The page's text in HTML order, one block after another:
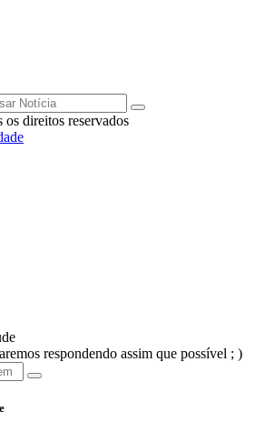
direitos reservados
respondendo assim que possível ; )